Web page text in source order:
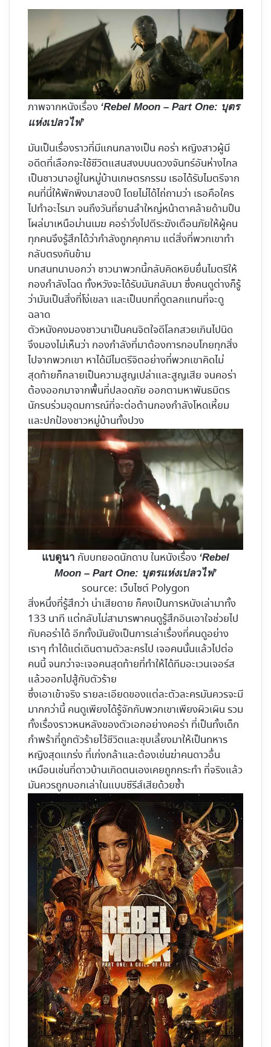
ภาพจากหนังเรื่อง ‘Rebel Moon – Part One: บุตร
แห่งเปลวไฟ’
มันเป็นเรื่องราวที่มีแกนกลางเป็น คอร่า หญิงสาวผู้มี
อดีตที่เลือกจะใช้ชีวิตแสนสงบบนดวงจันทร์อันห่างไกล
เป็นชาวนาอยู่ในหมู่บ้านเกษตรกรรม เธอได้รับไมตรีจาก
คนที่นี่ให้พักพิงมาสองปี โดยไม่ได้ไถ่ถามว่า เธอคือใคร
ไปทำอะไรมา จนถึงวันที่ยานลำใหญ่หน้าตาคล้ายด้ามปืน
โผล่มาเหนือม่านเมฆ คอร่าวิ่งไปตีระฆังเตือนภัยให้ผู้คน
ทุกคนจึงรู้สึกได้ว่ากำลังถูกคุกคาม แต่สิ่งที่พวกเขาทำ
กลับตรงกันข้าม
บทสนทนาบอกว่า ชาวนาพวกนี้กลับคิดหยิบยื่นไมตรีให้
กองกำลังโฉด ทั้งหวังจะได้รับมันกลับมา ซึ่งคนดูต่างก็รู้
ว่ามันเป็นสิ่งที่โง่เขลา และเป็นบทที่ดูตลกแทนที่จะดู
ฉลาด
ตัวหนังคงมองชาวนาเป็นคนจิตใจดีโลกสวยเกินไปนิด
จึงมองไม่เห็นว่า กองกำลังที่มาต้องการกอบโกยทุกสิ่ง
ไปจากพวกเขา หาได้มีไมตรีจิตอย่างที่พวกเขาคิดไม่
สุดท้ายก็กลายเป็นความสูญเปล่าและสูญเสีย จนคอร่า
ต้องออกมาจากพื้นที่ปลอดภัย ออกตามหาพันธมิตร
นักรบร่วมอุดมการณ์ที่จะต่อต้านกองกำลังโหดเหี้ยม
และปกป้องชาวหมู่บ้านทั้งปวง
แบดูนา กับบทยอดนักดาบ ในหนังเรื่อง ‘Rebel
Moon – Part One: บุตรแห่งเปลวไฟ’
source: เว็บไซต์ Polygon
สิ่งหนึ่งที่รู้สึกว่า น่าเสียดาย ก็คงเป็นการหนังเล่ามาทั้ง
133 นาที แต่กลับไม่สามารพาคนดูรู้สึกอินเอาใจช่วยไป
กับคอร่าได้ อีกทั้งมันยังเป็นการเล่าเรื่องที่คนดูอย่าง
เราๆ ทำได้แต่เดินตามตัวละครไป เจอคนนั้นแล้วไปต่อ
คนนี้ จนกว่าจะเจอคนสุดท้ายที่ทำให้ได้ทีมอะเวนเจอร์ส
แล้วออกไปสู้กับตัวร้าย
ซึ่งเอาเข้าจริง รายละเอียดของแต่ละตัวละครมันควรจะมี
มากกว่านี้ คนดูเพียงได้รู้จักกับพวกเขาเพียงผิวเผิน รวม
ทั้งเรื่องราวหนหลังของตัวเอกอย่างคอร่า ที่เป็นทั้งเด็ก
กำพร้าที่ถูกตัวร้ายไว้ชีวิตและชุบเลี้ยงมาให้เป็นทหาร
หญิงสุดแกร่ง ที่เก่งกล้าและต้องเข่นฆ่าคนดาวอื่น
เหมือนเช่นที่ดาวบ้านเกิดตนเองเคยถูกกระทำ ที่จริงแล้ว
มันควรถูกบอกเล่าในแบบซีรีส์เสียด้วยซ้ำ